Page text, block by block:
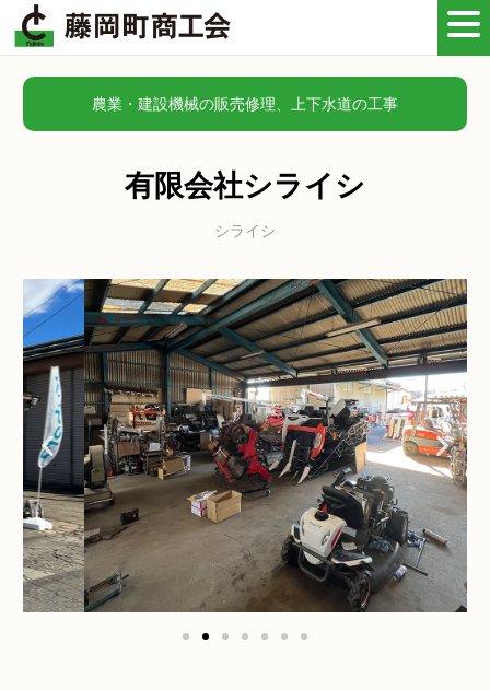
農業・建設機械の販売修理、上下水道の工事
有限会社シライシ
シライシ